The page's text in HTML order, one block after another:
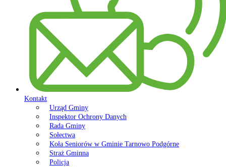
Kontakt
Urząd Gminy
Inspektor Ochrony Danych
Rada Gminy
Sołectwa
Koła Seniorów w Gminie Tarnowo Podgórne
Straż Gminna
Policja